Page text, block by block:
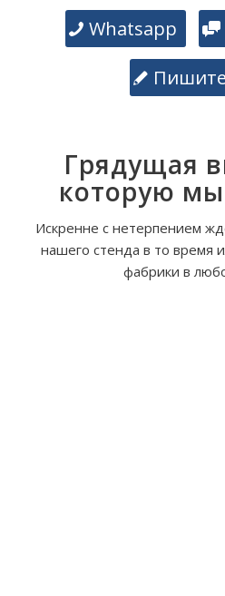
Whatsapp
Грядущая
которую
Искренне с нетерпением
нашего стенда в то время
фабрики в